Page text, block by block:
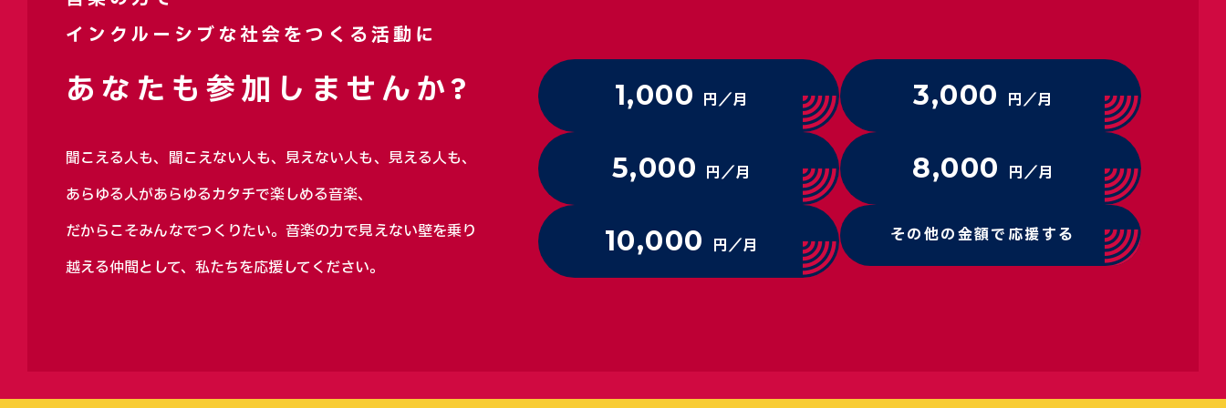
インクルーシブな社会をつくる活動に
あなたも参加しませんか?
聞こえる人も、聞こえない人も、見えない人も、見える人も、
あらゆる人があらゆるカタチで楽しめる音楽、
だからこそみんなでつくりたい。音楽の力で見えない壁を乗り
越える仲間として、私たちを応援してください。
1,000 円／月 3,000 円／月
5,000 円／月 8,000 円／月
10,000 円／月 その他の金額で応援する